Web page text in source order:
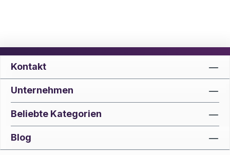
Kontakt
Unternehmen
Beliebte Kategorien
Blog